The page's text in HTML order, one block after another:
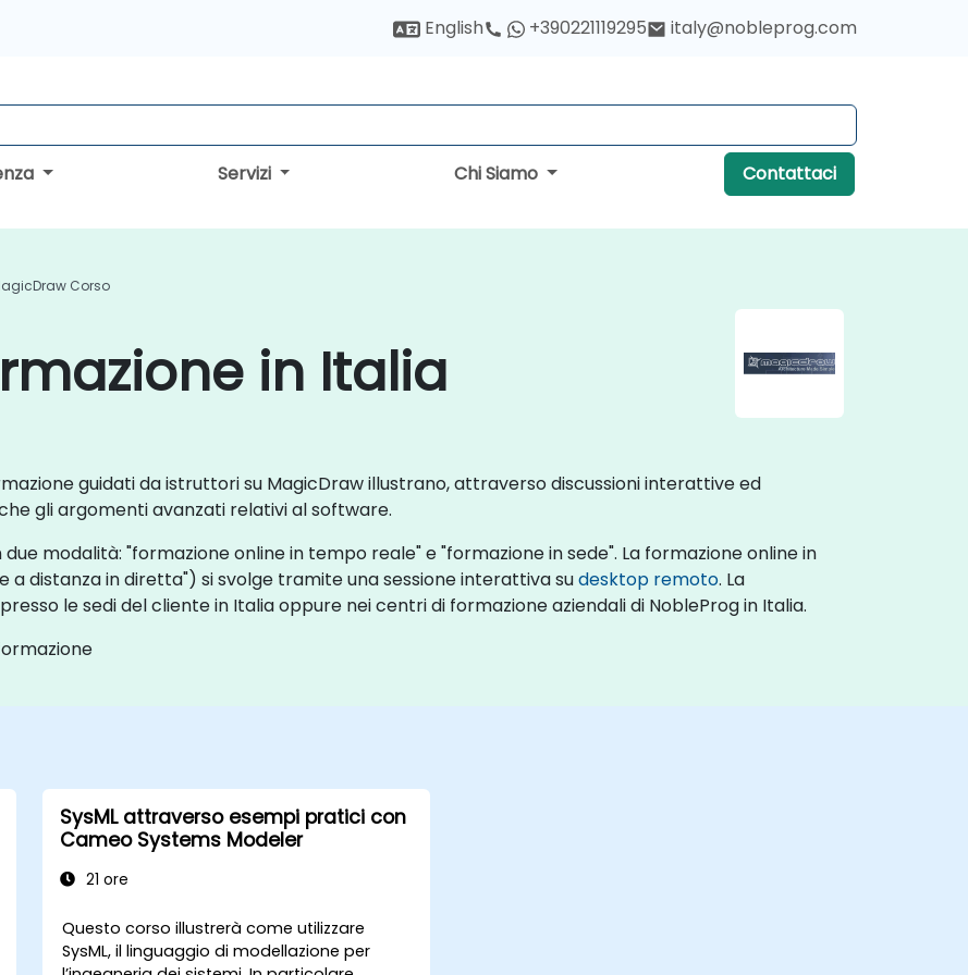
English +390221119295 italy@nobleprog.com
Servizi Chi Siamo Contattaci
Corso
in Italia
guidati da istruttori su MagicDraw illustrano, attraverso discussioni interattive ed
gli argomenti avanzati relativi al software.
modalità: "formazione online in tempo reale" e "formazione in sede". La formazione online in
distanza in diretta") si svolge tramite una sessione interattiva sudesktop remoto. La
le sedi del cliente in Italia oppure nei centri di formazione aziendali di NobleProg in Italia.
SysML attraverso esempi pratici con
Cameo Systems Modeler
21 ore
Questo corso illustrerà come utilizzare
SysML, il linguaggio di modellazione per